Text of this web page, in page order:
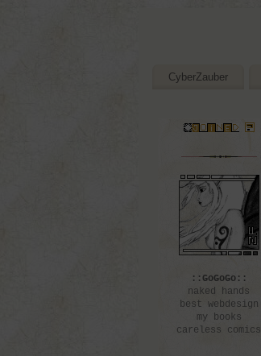
CyberZauber
::GoGoGo::
naked hands
best webdesign
my books
careless comics